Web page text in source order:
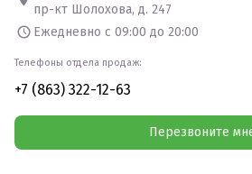
пр-кт Шолохова, д. 247
Ежедневно с 09:00 до 20:00
Телефоны отдела продаж:
+7 (863) 322-12-63
Перезвоните